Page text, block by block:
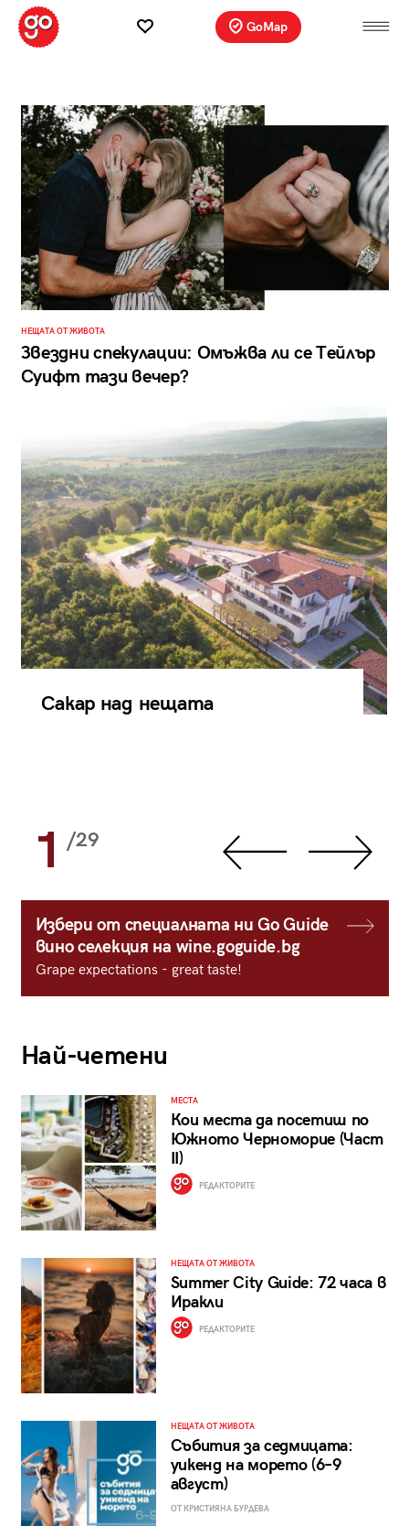
GoMap
НЕЩАТА ОТ ЖИВОТА
Звездни спекулации: Омъжва ли се Tейлър
Суифт тази вечер?
Сакар над нещата
1 /29
Избери от специалната ни Go Guide
вино селекция на wine.goguide.bg
Grape expectations - great taste!
Най-четени
МЕСТА
Кои места да посетиш по
Южното Черноморие (Част
II)
РЕДАКТОРИТЕ
НЕЩАТА ОТ ЖИВОТА
Summer City Guide: 72 часа в
Иракли
РЕДАКТОРИТЕ
НЕЩАТА ОТ ЖИВОТА
Събития за седмицата:
уикенд на морето (6–9
август)
ОТ КРИСТИЯНА БУРДЕВА